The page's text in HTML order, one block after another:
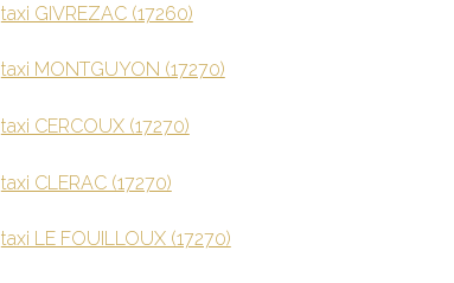
taxi GIVREZAC (17260)
taxi MONTGUYON (17270)
taxi CERCOUX (17270)
taxi CLERAC (17270)
taxi LE FOUILLOUX (17270)